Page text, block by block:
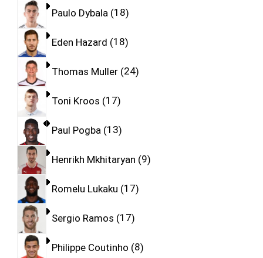
Paulo Dybala 18
Eden Hazard 18
Thomas Muller 24
Toni Kroos 17
Paul Pogba 13
Henrikh Mkhitaryan 9
Romelu Lukaku 17
Sergio Ramos 17
Philippe Coutinho 8